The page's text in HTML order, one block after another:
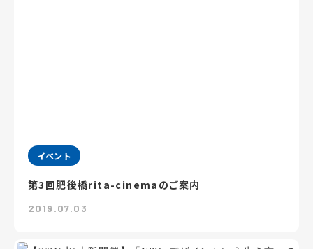
イベント
第3回肥後橋rita-cinemaのご案内
2019.07.03